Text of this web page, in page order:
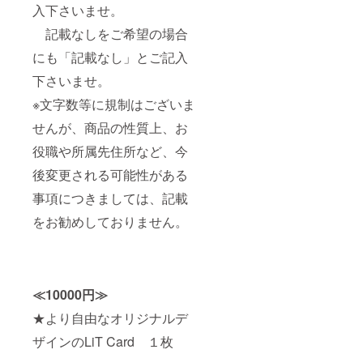
入下さいませ。
記載なしをご希望の場合
にも「記載なし」とご記入
下さいませ。
※文字数等に規制はございま
せんが、商品の性質上、お
役職や所属先住所など、今
後変更される可能性がある
事項につきましては、記載
をお勧めしておりません。
≪10000円≫
★より自由なオリジナルデ
ザインのLiT Card １枚